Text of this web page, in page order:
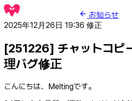
お知らせ
2025年12月26日 19:36 修正
[251226] チャットコピ
理バグ修正
こんにちは、Meltingです。